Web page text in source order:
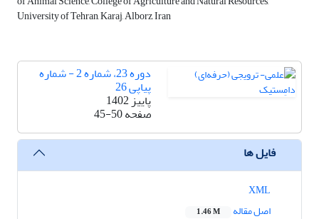
University of Tehran, Karaj, Alborz, Iran
دوره 23، شماره 2 - شماره
پیاپی 26
پاییز 1402
صفحه45-50
فایل ها
اصل مقاله
1.46 M